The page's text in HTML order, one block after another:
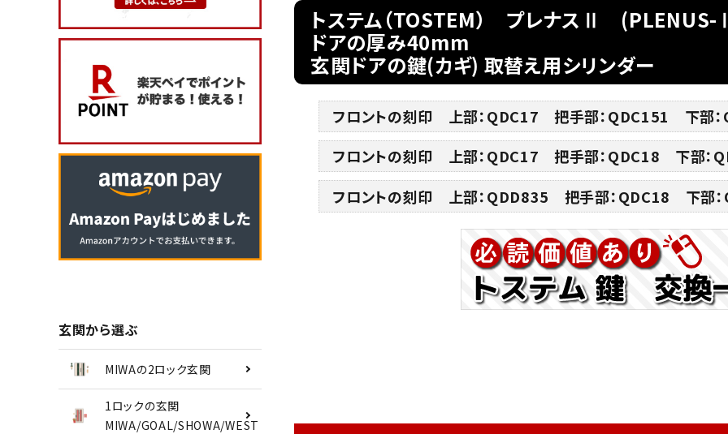
ドアノブの交換
レバーハンドルのみ交換
暗証番号錠
認知症対策
ACCOUNT MENU
ようこそ ゲスト 様
ログイン person 会員登録
玄関から選ぶ
MIWAの2ロック玄関
1ロックの玄関
MIWA/GOAL/SHOWA/WEST
トステム（TOSTEM） プレナスⅡ
ドアの厚み40mm
玄関ドアの鍵(カギ) 取替え用シリンダー
フロントの刻印 上部：QDC17 把手部：QDC151 下部
フロントの刻印 上部：QDC17 把手部：QDC18 下部：
フロントの刻印 上部：QDD835 把手部：QDC18 下部